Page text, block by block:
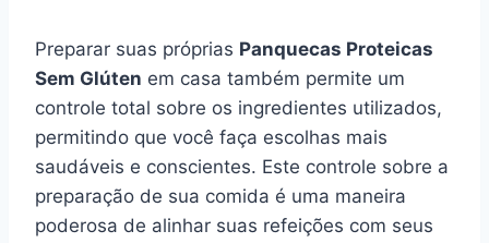
Preparar suas próprias Panquecas Proteicas
Sem Glúten em casa também permite um
controle total sobre os ingredientes utilizados,
permitindo que você faça escolhas mais
saudáveis e conscientes. Este controle sobre a
preparação de sua comida é uma maneira
poderosa de alinhar suas refeições com seus